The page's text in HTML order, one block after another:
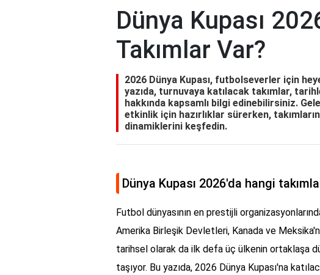
Dünya Kupası
Takımlar Var?
2026 Dünya Kupası, futbolseverler için
yazıda, turnuvaya katılacak takımlar,
hakkında kapsamlı bilgi edinebilirsiniz.
etkinlik için hazırlıklar sürerken,
dinamiklerini keşfedin.
Dünya Kupası 2026'da hangi
Futbol dünyasının en prestijli
Amerika Birleşik Devletleri, Kanada ve
tarihsel olarak da ilk defa üç ülkenin ortaklaşa
taşıyor. Bu yazıda, 2026 Dünya Kupası'na